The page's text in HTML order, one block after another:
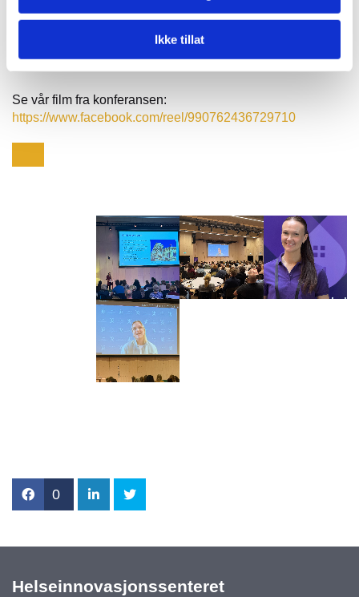
Ikke tillat
for hjemmesykehus. For oss er det også et utgangspunkt
oss innsiktene, spørsmålene og engasjement
Se vår film fra konferansen:
https://www.facebook.com/reel/990762436729710
0
Helseinnovasjonssenteret